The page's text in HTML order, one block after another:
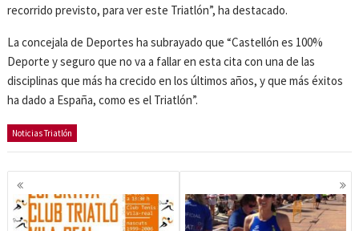
recorrido previsto, para ver este Triatlón”, ha destacado.
La concejala de Deportes ha subrayado que “Castellón es 100%
Deporte y seguro que no va a fallar en esta cita con una de las
disciplinas que más ha crecido en los últimos años, y que más éxitos
ha dado a España, como es el Triatlón”.
Noticias Triatlón
Navegación
de
entradas